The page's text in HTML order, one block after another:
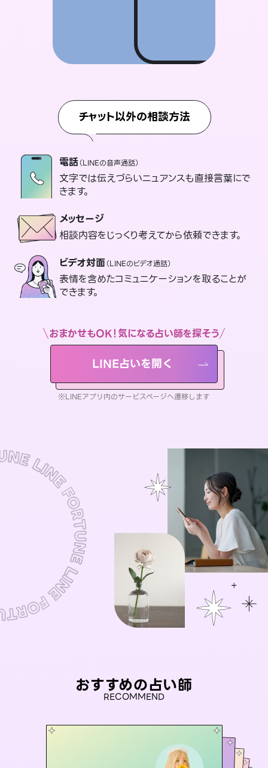
チャット以外の相談方法
電話（LINEの音声通話）
文字では伝えづらいニュアンスも直接言葉にで
きます。
メッセージ
相談内容をじっくり考えてから依頼できます。
ビデオ対面（LINEのビデオ通話）
表情を含めたコミュニケーションを取ることが
できます。
おまかせもOK！気になる占い師を探そう
LINE占いを開く
※LINEアプリ内のサービスページへ遷移します
おすすめの占い師
RECOMMEND